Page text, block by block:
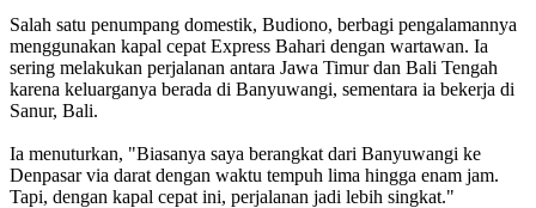
Salah satu penumpang domestik, Budiono, berbagi pengalamannya
menggunakan kapal cepat Express Bahari dengan wartawan. Ia
sering melakukan perjalanan antara Jawa Timur dan Bali Tengah
karena keluarganya berada di Banyuwangi, sementara ia bekerja di
Sanur, Bali.
Ia menuturkan, "Biasanya saya berangkat dari Banyuwangi ke
Denpasar via darat dengan waktu tempuh lima hingga enam jam.
Tapi, dengan kapal cepat ini, perjalanan jadi lebih singkat."